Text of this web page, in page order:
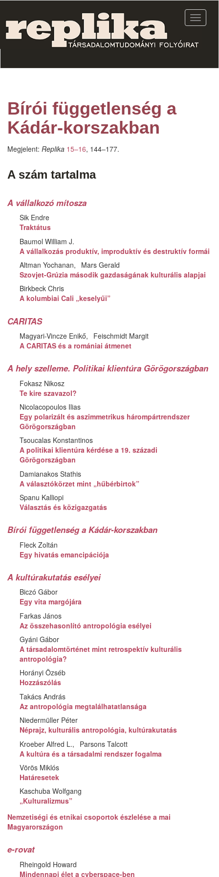
tartalomra
Bírói függetlenség a
Kádár-korszakban
Megjelent: Replika 15–16, 144–177.
A szám tartalma
A vállalkozó mítosza
Sik Endre
Traktátus
Baumol William J.
A vállalkozás produktív, improduktív és destruktív formái
Altman Yochanan
Mars Gerald
Szovjet-Grúzia második gazdaságának kulturális alapjai
Birkbeck Chris
A kolumbiai Cali „keselyűi”
CARITAS
Magyari-Vincze Enikő
Feischmidt Margit
A CARITAS és a romániai átmenet
A hely szelleme. Politikai klientúra Görögországban
Fokasz Nikosz
Te kire szavazol?
Nicolacopoulos Ilias
Egy polarizált és aszimmetrikus hárompártrendszer
Görögországban
Tsoucalas Konstantinos
A politikai klientúra kérdése a 19. századi
Görögországban
Damianakos Stathis
A választókörzet mint „hűbérbirtok”
Spanu Kalliopi
Választás és közigazgatás
Bírói függetlenség a Kádár-korszakban
Fleck Zoltán
Egy hivatás emancipációja
A kultúrakutatás esélyei
Biczó Gábor
Egy vita margójára
Farkas János
Az összehasonlító antropológia esélyei
Gyáni Gábor
A társadalomtörténet mint retrospektív kulturális
antropológia?
Horányi Özséb
Hozzászólás
Takács András
Az antropológia megtalálhatatlansága
Niedermüller Péter
Néprajz, kulturális antropológia, kultúrakutatás
Kroeber Alfred L.
Parsons Talcott
A kultúra és a társadalmi rendszer fogalma
Vörös Miklós
Határesetek
Kaschuba Wolfgang
„Kulturalizmus”
Nemzetiségi és etnikai csoportok észlelése a mai
Magyarországon
e-rovat
Rheingold Howard
Mindennapi élet a cyberspace-ben